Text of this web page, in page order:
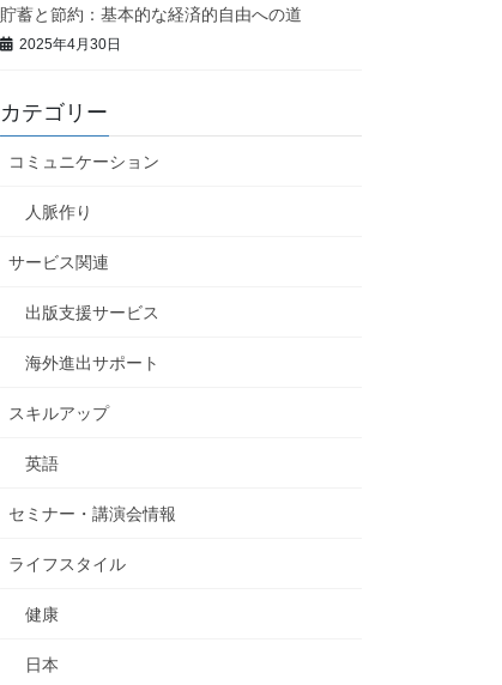
貯蓄と節約：基本的な経済的自由への道
2025年4月30日
カテゴリー
コミュニケーション
人脈作り
サービス関連
出版支援サービス
海外進出サポート
スキルアップ
英語
セミナー・講演会情報
ライフスタイル
健康
日本